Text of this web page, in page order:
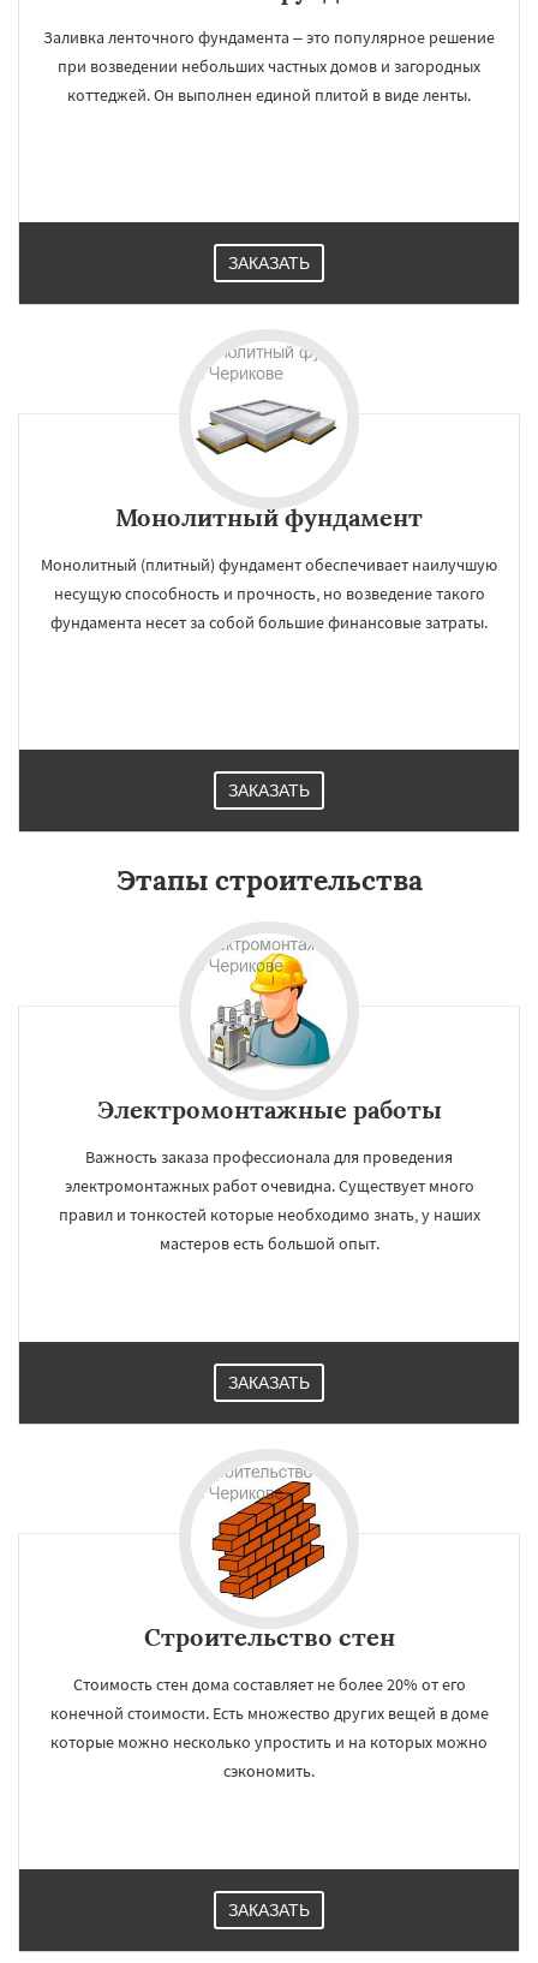
Заливка ленточного фундамента – это популярное решение
при возведении небольших частных домов и загородных
коттеджей. Он выполнен единой плитой в виде ленты.
ЗАКАЗАТЬ
Монолитный фундамент
Монолитный (плитный) фундамент обеспечивает наилучшую
несущую способность и прочность, но возведение такого
фундамента несет за собой большие финансовые затраты.
ЗАКАЗАТЬ
Этапы строительства
Электромонтажные работы
Важность заказа профессионала для проведения
электромонтажных работ очевидна. Существует много
правил и тонкостей которые необходимо знать, у наших
мастеров есть большой опыт.
ЗАКАЗАТЬ
Строительство стен
Стоимость стен дома составляет не более 20% от его
конечной стоимости. Есть множество других вещей в доме
которые можно несколько упростить и на которых можно
сэкономить.
ЗАКАЗАТЬ